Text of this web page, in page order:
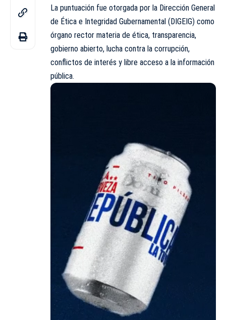
La puntuación fue otorgada por la Dirección General
de Ética e Integridad Gubernamental (DIGEIG) como
órgano rector materia de ética, transparencia,
gobierno abierto, lucha contra la corrupción,
conflictos de interés y libre acceso a la información
pública.